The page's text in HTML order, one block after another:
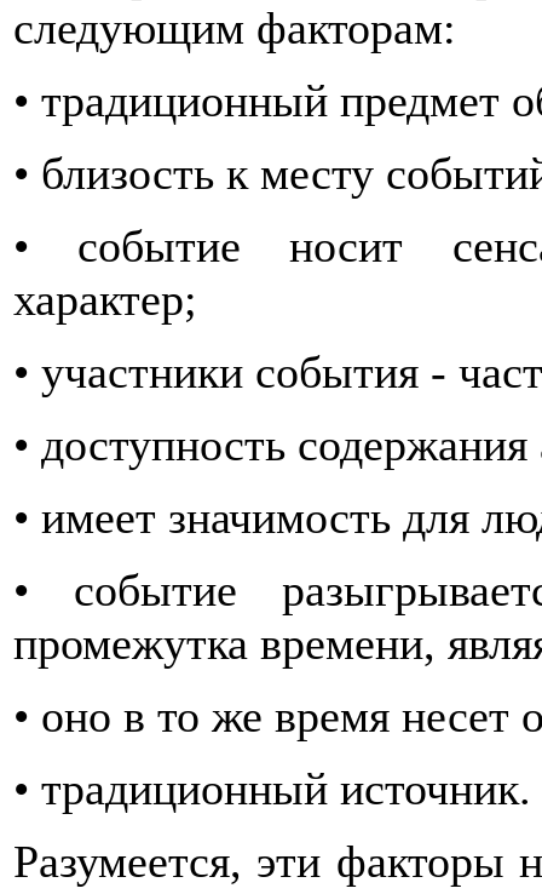
следующим факторам:
• традиционный предмет
• близость к месту
• событие носит
характер;
• участники события -
• доступность
• имеет значимость для
• событие
промежутка времени,
• оно в то же время несет
• традиционный источник.
Разумеется, эти факторы